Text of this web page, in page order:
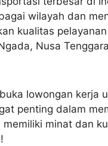
wilayah dan
kualitas
Nusa
lowongan kerja
penting dalam
minat dan